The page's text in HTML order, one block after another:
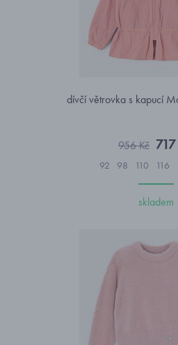
dívčí větrovka s kapucí
956 Kč
92 98 110 116
skladem